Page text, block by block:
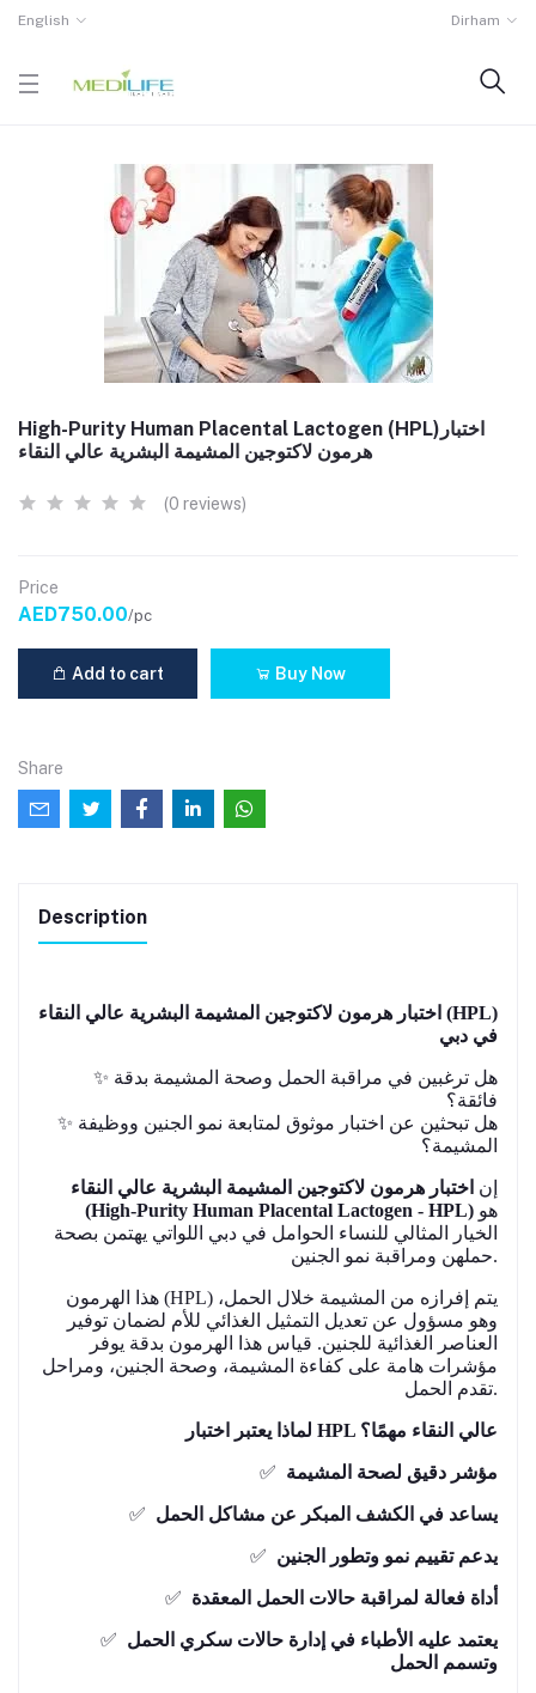
English Dirham
High-Purity Human Placental Lactogen (HPL)اختبار
هرمون لاكتوجين المشيمة البشرية عالي النقاء
(0 reviews)
Price
AED750.00/pc
Add to cart Buy Now
Share
Description
اختبار هرمون لاكتوجين المشيمة البشرية عالي النقاء (HPL)
في دبي
✨ هل ترغبين في مراقبة الحمل وصحة المشيمة بدقة
فائقة؟
✨ هل تبحثين عن اختبار موثوق لمتابعة نمو الجنين ووظيفة
المشيمة؟
إن اختبار هرمون لاكتوجين المشيمة البشرية عالي النقاء
(High-Purity Human Placental Lactogen - HPL)
الخيار المثالي للنساء الحوامل في دبي اللواتي يهتمن بصحة
حملهن ومراقبة نمو الجنين.
هذا الهرمون (HPL) يتم إفرازه من المشيمة خلال الحمل،
وهو مسؤول عن تعديل التمثيل الغذائي للأم لضمان توفير
العناصر الغذائية للجنين. قياس هذا الهرمون بدقة يوفر
مؤشرات هامة على كفاءة المشيمة، وصحة الجنين، ومراحل
تقدم الحمل.
لماذا يعتبر اختبار HPL عالي النقاء مهمًا؟
✅ مؤشر دقيق لصحة المشيمة
✅ يساعد في الكشف المبكر عن مشاكل الحمل
✅ يدعم تقييم نمو وتطور الجنين
✅ أداة فعالة لمراقبة حالات الحمل المعقدة
✅ يعتمد عليه الأطباء في إدارة حالات سكري الحمل
وتسمم الحمل